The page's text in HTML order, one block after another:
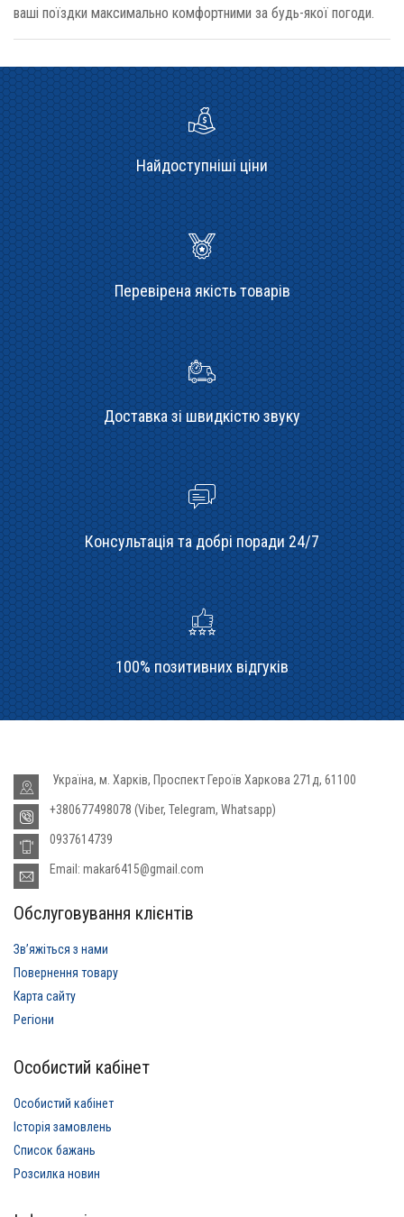
ваші поїздки максимально комфортними за будь-якої погоди.
Найдоступніші ціни
Перевірена якість товарів
Доставка зі швидкістю звуку
Консультація та добрі поради 24/7
100% позитивних відгуків
Україна, м. Харків, Проспект Героїв Харкова 271д, 61100
+380677498078 (Viber, Telegram, Whatsapp)
0937614739
Email: makar6415@gmail.com
Обслуговування клієнтів
Звʼяжіться з нами
Повернення товару
Карта сайту
Регіони
Особистий кабінет
Особистий кабінет
Історія замовлень
Список бажань
Розсилка новин